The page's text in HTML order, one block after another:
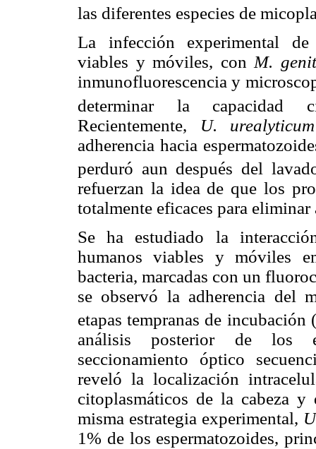
las diferentes especies de
La infección experimental de
viables y móviles, con M.
inmunofluorescencia y
determinar la capacidad
Recientemente, U. urealyticum
adherencia hacia
perduró aun después del
refuerzan la idea de que los
totalmente eficaces para
Se ha estudiado la
humanos viables y móviles
bacteria, marcadas con un
se observó la adherencia del
etapas tempranas de
análisis posterior de los
seccionamiento óptico
reveló la localización
citoplasmáticos de la cabeza
misma estrategia experimental,
1% de los espermatozoides,